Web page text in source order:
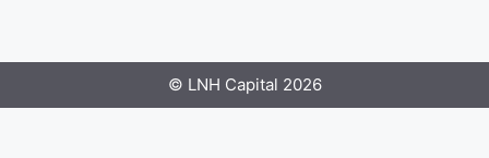
© LNH Capital 2026